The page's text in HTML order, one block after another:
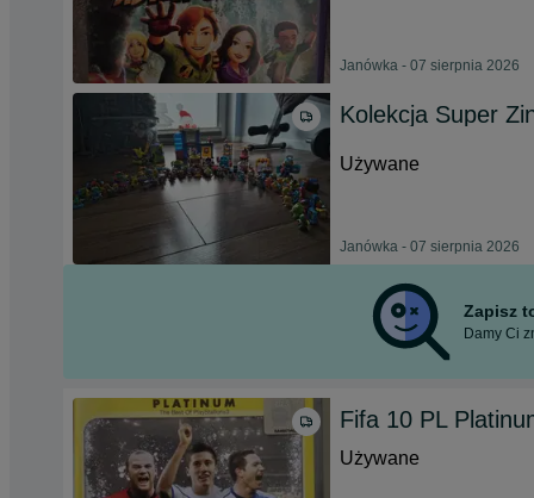
Janówka - 07 sierpnia 2026
Kolekcja Super
Używane
Janówka - 07 sierpnia 2026
Zapisz
Damy Ci
Fifa 10 PL
Używane